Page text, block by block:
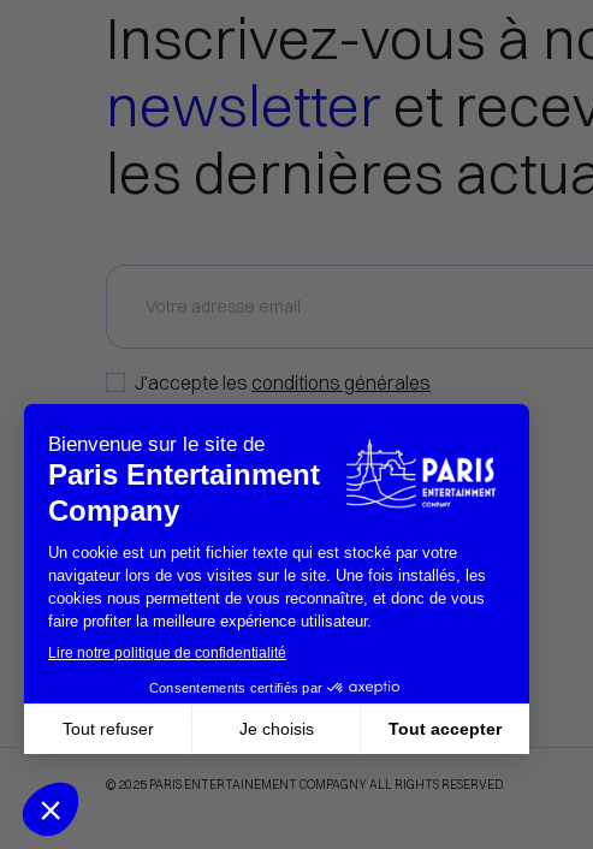
Inscrivez-vous à
newsletter et
les dernières
J'accepte les conditions générales
© 2025 PARIS ENTERTAINEMENT COMPAGNY ALL RIGHTS RESERVED.